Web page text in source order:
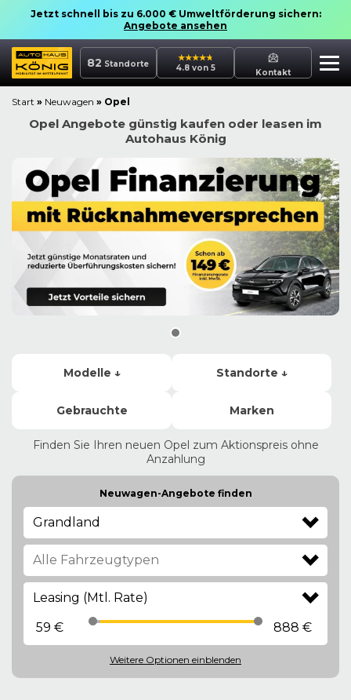
Jetzt schnell bis zu 6.000 € Umweltförderung sichern:
Angebote ansehen
82 Standorte 4.8 von 5 Kontakt
Start » Neuwagen » Opel
Opel Angebote günstig kaufen oder leasen im
Autohaus König
Modelle ↓ Standorte ↓
Gebrauchte Marken
Finden Sie Ihren neuen Opel zum Aktionspreis ohne
Anzahlung
Neuwagen-Angebote finden
Grandland
Leasing (Mtl. Rate)
59 €
888 €
Weitere Optionen einblenden